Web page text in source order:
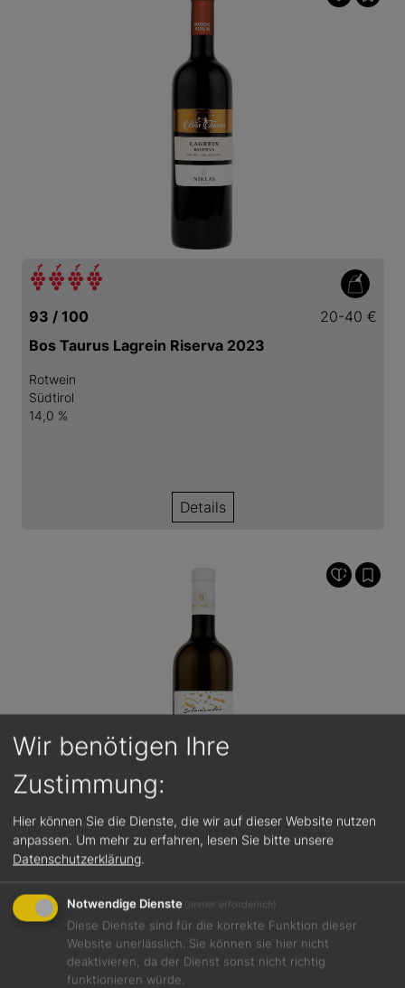
93 / 100
20-40 €
Bos Taurus Lagrein Riserva 2023
Rotwein
Südtirol
14,0 %
Details
92 / 100
Klaser Salamander Weißburgunder Riserva 2022
Weißwein
Südtirol
Wir benötigen Ihre
Zustimmung:
Hier können Sie die Dienste, die wir auf dieser Website nutzen
anpassen. Um mehr zu erfahren, lesen Sie bitte unsere
Datenschutzerklärung.
Notwendige Dienste (immer erforderlich)
Diese Dienste sind für die korrekte Funktion dieser
Website unerlässlich. Sie können sie hier nicht
deaktivieren, da der Dienst sonst nicht richtig
funktionieren würde.